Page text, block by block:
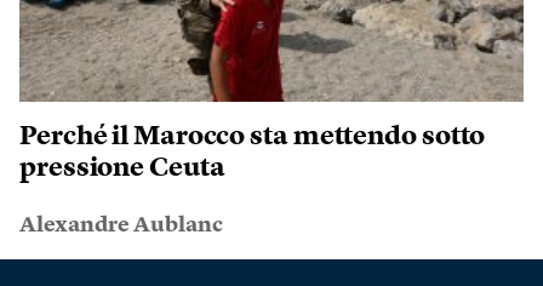
Perché il Marocco sta mettendo sotto
pressione Ceuta
Alexandre Aublanc